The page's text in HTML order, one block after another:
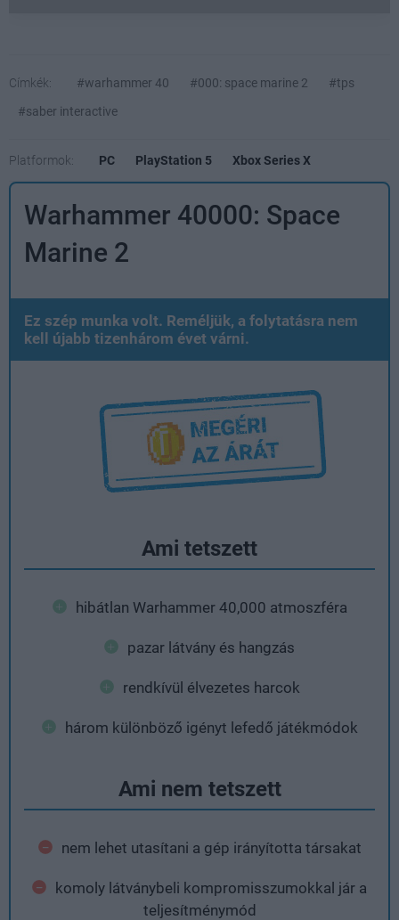
Címkék: #warhammer 40 #000: space marine 2
#tps
#saber interactive
Platformok: PC PlayStation 5 Xbox Series X
Warhammer 40000: Space
Marine 2
Ez szép munka volt. Reméljük, a folytatásra nem
kell újabb tizenhárom évet várni.
Ami tetszett
hibátlan Warhammer 40,000 atmoszféra
pazar látvány és hangzás
rendkívül élvezetes harcok
három különböző igényt lefedő játékmódok
Ami nem tetszett
nem lehet utasítani a gép irányította társakat
komoly látványbeli kompromisszumokkal jár a
teljesítménymód